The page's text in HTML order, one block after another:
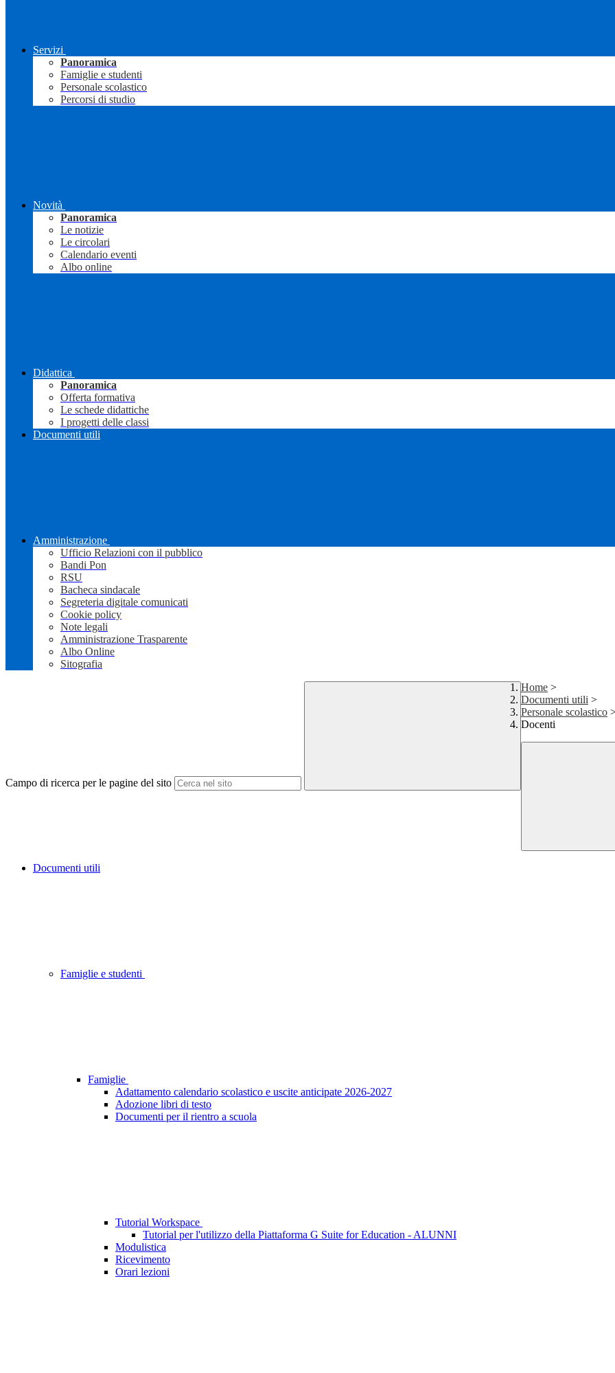
Servizi
Panoramica
Famiglie e studenti
Personale scolastico
Percorsi di studio
Novità
Panoramica
Le notizie
Le circolari
Calendario eventi
Albo online
Didattica
Panoramica
Offerta formativa
Le schede didattiche
I progetti delle classi
Documenti utili
Amministrazione
Ufficio Relazioni con il pubblico
Bandi Pon
RSU
Bacheca sindacale
Segreteria digitale comunicati
Cookie policy
Note legali
Amministrazione Trasparente
Albo Online
Sitografia
Campo di ricerca per le pagine del sito
Home >
Documenti utili >
Personale scolastico
Docenti
Documenti utili
Famiglie e studenti
Famiglie
Adattamento calendario scolastico e uscite anticipate 2026-2027
Adozione libri di testo
Documenti per il rientro a scuola
Tutorial Workspace
Tutorial per l'utilizzo della Piattaforma G Suite for Education - ALUNNI
Modulistica
Ricevimento
Orari lezioni